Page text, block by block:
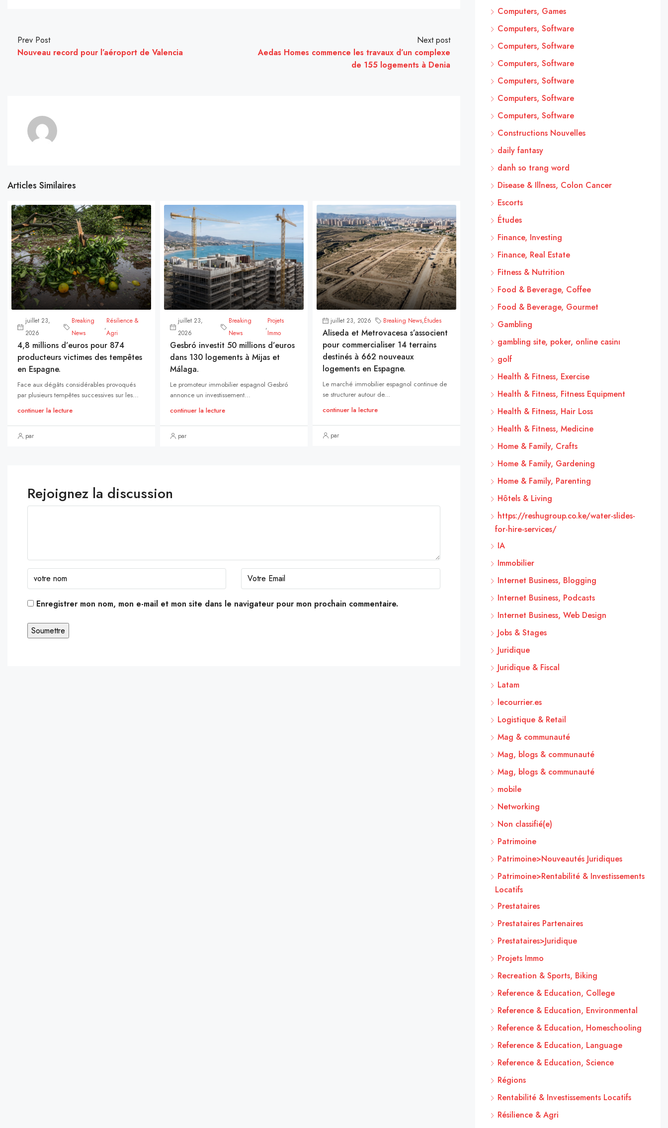
Prev Post
Nouveau record pour l’aéroport de Valencia
Next post
Aedas Homes commence les travaux d’un complexe
de 155 logements à Denia
Articles Similaires
juillet 23,
2026
Breaking
News
,
Résilience &
Agri
4,8 millions d’euros pour 874
producteurs victimes des tempêtes
en Espagne.
Face aux dégâts considérables provoqués
par plusieurs tempêtes successives sur les...
continuer la lecture
par
juillet 23,
2026
Breaking
News
,
Projets
Immo
Gesbró investit 50 millions d’euros
dans 130 logements à Mijas et
Málaga.
Le promoteur immobilier espagnol Gesbró
annonce un investissement...
continuer la lecture
par
juillet 23, 2026 Breaking News,Études
Aliseda et Metrovacesa s’associent
pour commercialiser 14 terrains
destinés à 662 nouveaux
logements en Espagne.
Le marché immobilier espagnol continue de
se structurer autour de...
continuer la lecture
par
Rejoignez la discussion
Enregistrer mon nom, mon e-mail et mon site dans le navigateur pour mon prochain commentaire.
Computers, Games
Computers, Software
Computers, Software
Computers, Software
Computers, Software
Computers, Software
Computers, Software
Constructions Nouvelles
daily fantasy
danh so trang word
Disease & Illness, Colon Cancer
Escorts
Études
Finance, Investing
Finance, Real Estate
Fitness & Nutrition
Food & Beverage, Coffee
Food & Beverage, Gourmet
Gambling
gambling site, poker, online casinı
golf
Health & Fitness, Exercise
Health & Fitness, Fitness Equipment
Health & Fitness, Hair Loss
Health & Fitness, Medicine
Home & Family, Crafts
Home & Family, Gardening
Home & Family, Parenting
Hôtels & Living
https://reshugroup.co.ke/water-slides-
for-hire-services/
IA
Immobilier
Internet Business, Blogging
Internet Business, Podcasts
Internet Business, Web Design
Jobs & Stages
Juridique
Juridique & Fiscal
Latam
lecourrier.es
Logistique & Retail
Mag & communauté
Mag, blogs & communauté
Mag, blogs & communauté
mobile
Networking
Non classifié(e)
Patrimoine
Patrimoine>Nouveautés Juridiques
Patrimoine>Rentabilité & Investissements
Locatifs
Prestataires
Prestataires Partenaires
Prestataires>Juridique
Projets Immo
Recreation & Sports, Biking
Reference & Education, College
Reference & Education, Environmental
Reference & Education, Homeschooling
Reference & Education, Language
Reference & Education, Science
Régions
Rentabilité & Investissements Locatifs
Résilience & Agri